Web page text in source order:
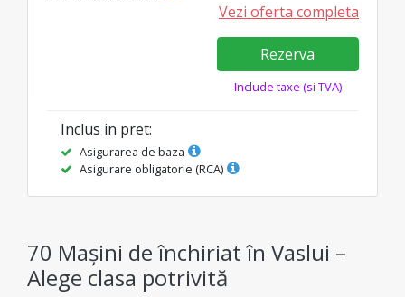
Vezi oferta completa
Rezerva
Include taxe (si TVA)
Inclus in pret:
Asigurarea de baza
Asigurare obligatorie (RCA)
70 Mașini de închiriat în Vaslui –
Alege clasa potrivită